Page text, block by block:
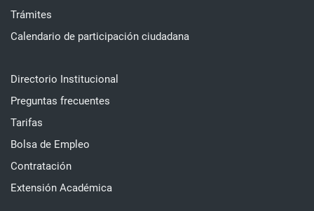
Trámites
Calendario de participación ciudadana
Directorio Institucional
Preguntas frecuentes
Tarifas
Bolsa de Empleo
Contratación
Extensión Académica